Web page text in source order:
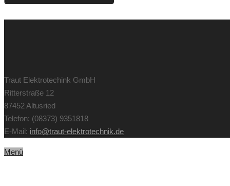
Traut Elektrotechink GmbH
Ritterstraße 12
87452 Altusried
Telefon: (08373) 9351818
E-Mail: info@traut-elektrotechnik.de
Menü